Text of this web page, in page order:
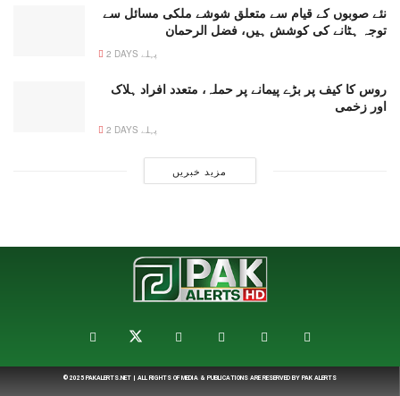
نئے صوبوں کے قیام سے متعلق شوشے ملکی مسائل سے
توجہ ہٹانے کی کوشش ہیں، فضل الرحمان
2 DAYS پہلے
روس کا کیف پر بڑے پیمانے پر حملہ، متعدد افراد ہلاک
اور زخمی
2 DAYS پہلے
مزید خبریں
© 2025 PAKALERTS.NET| ALL RIGHTS OF MEDIA & PUBLICATIONS ARE RESERVED BY PAK ALERTS